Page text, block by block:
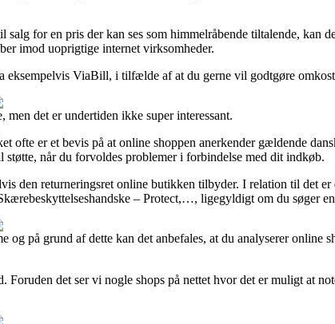
for en pris der kan ses som himmelråbende tiltalende, kan
imod uoprigtige internet virksomheder.
ViaBill, i tilfælde af at du gerne vil godtgøre
det er undertiden ikke super interessant.
er et bevis på at online shoppen anerkender gældende
når du forvoldes problemer i forbindelse med dit indkøb.
den returneringsret online butikken tilbyder. I relation til det er
– Protect,…, ligegyldigt om du søger
på grund af dette kan det anbefales, at du analyserer online
det ser vi nogle shops på nettet hvor det er muligt at